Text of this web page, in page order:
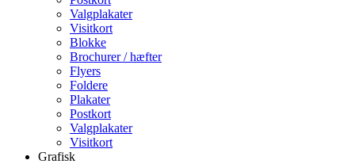
Valgplakater
Visitkort
Blokke
Brochurer / hæfter
Flyers
Foldere
Plakater
Postkort
Valgplakater
Visitkort
Grafisk